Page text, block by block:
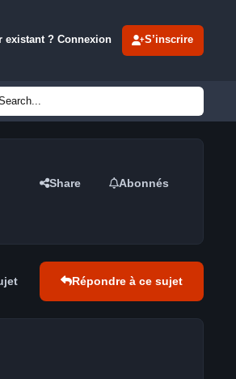
existant ? Connexion S’inscrire
Share Abonnés
Répondre à ce sujet